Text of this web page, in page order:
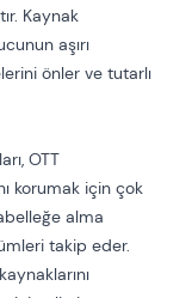
Kaynak
aşırı
önler ve tutarlı
OTT
korumak için çok
alma
takip eder.